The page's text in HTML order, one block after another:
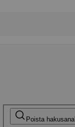
Poista hakusana